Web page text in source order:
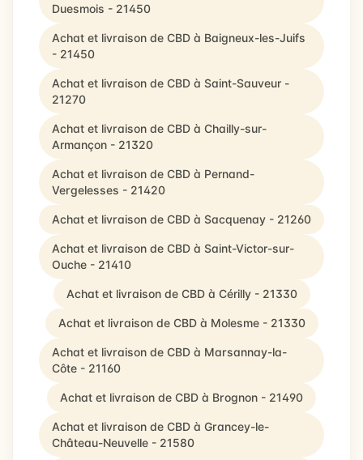
Duesmois - 21450
Achat et livraison de CBD à Baigneux-les-Juifs
- 21450
Achat et livraison de CBD à Saint-Sauveur -
21270
Achat et livraison de CBD à Chailly-sur-
Armançon - 21320
Achat et livraison de CBD à Pernand-
Vergelesses - 21420
Achat et livraison de CBD à Sacquenay - 21260
Achat et livraison de CBD à Saint-Victor-sur-
Ouche - 21410
Achat et livraison de CBD à Cérilly - 21330
Achat et livraison de CBD à Molesme - 21330
Achat et livraison de CBD à Marsannay-la-
Côte - 21160
Achat et livraison de CBD à Brognon - 21490
Achat et livraison de CBD à Grancey-le-
Château-Neuvelle - 21580